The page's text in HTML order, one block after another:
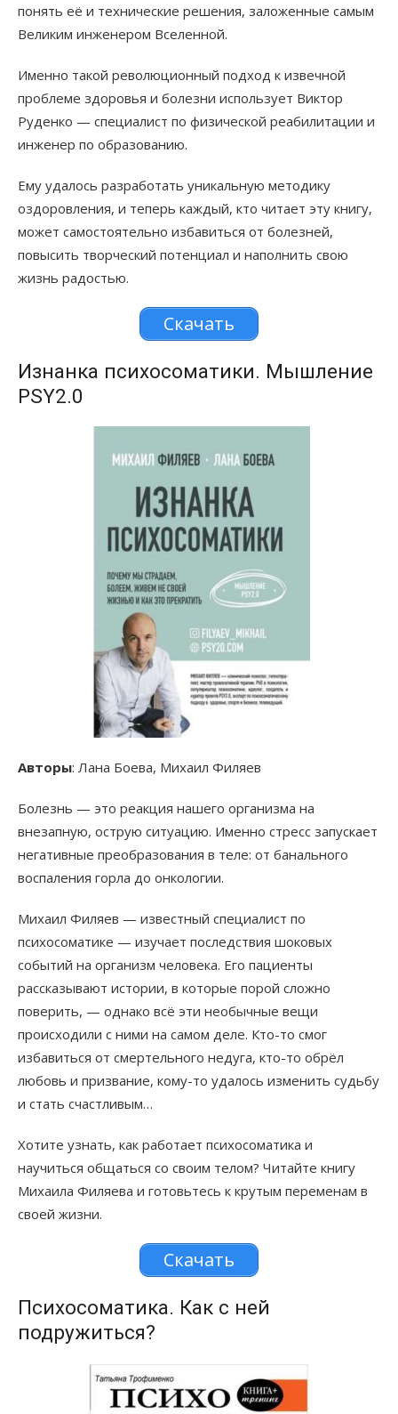
понять её и технические решения, заложенные самым
Великим инженером Вселенной.
Именно такой революционный подход к извечной
проблеме здоровья и болезни использует Виктор
Руденко — специалист по физической реабилитации и
инженер по образованию.
Ему удалось разработать уникальную методику
оздоровления, и теперь каждый, кто читает эту книгу,
может самостоятельно избавиться от болезней,
повысить творческий потенциал и наполнить свою
жизнь радостью.
Скачать
Изнанка психосоматики. Мышление
PSY2.0
Авторы: Лана Боева, Михаил Филяев
Болезнь — это реакция нашего организма на
внезапную, острую ситуацию. Именно стресс запускает
негативные преобразования в теле: от банального
воспаления горла до онкологии.
Михаил Филяев — известный специалист по
психосоматике — изучает последствия шоковых
событий на организм человека. Его пациенты
рассказывают истории, в которые порой сложно
поверить, — однако всё эти необычные вещи
происходили с ними на самом деле. Кто-то смог
избавиться от смертельного недуга, кто-то обрёл
любовь и призвание, кому-то удалось изменить судьбу
и стать счастливым…
Хотите узнать, как работает психосоматика и
научиться общаться со своим телом? Читайте книгу
Михаила Филяева и готовьтесь к крутым переменам в
своей жизни.
Скачать
Психосоматика. Как с ней
подружиться?